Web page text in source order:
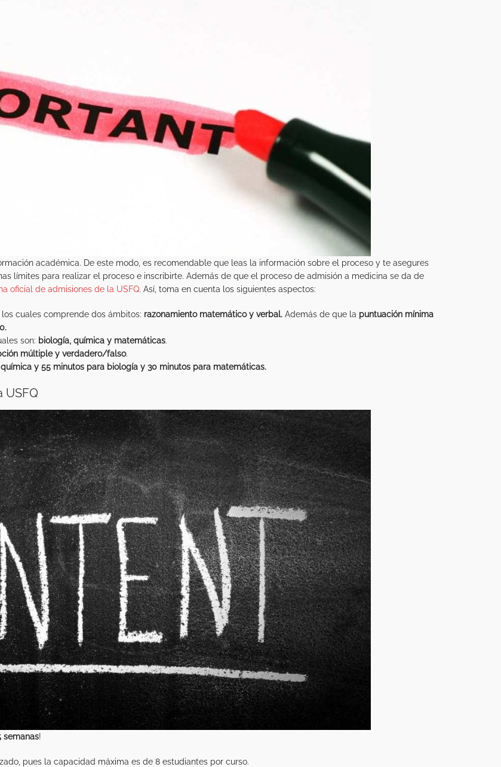
académica. De este modo, es recomendable que leas la información sobre el proceso y te asegures
límites para realizar el proceso e inscribirte. Además de que el proceso de admisión a medicina se da de
oficial de admisiones de la USFQ. Así, toma en cuenta los siguientes aspectos:
cuales comprende dos ámbitos: razonamiento matemático y verbal. Además de que la puntuación mínima
son: biología, química y matemáticas.
múltiple y verdadero/falso.
y 55 minutos para biología y 30 minutos para matemáticas.
USFQ
semanas!
pues la capacidad máxima es de 8 estudiantes por curso.